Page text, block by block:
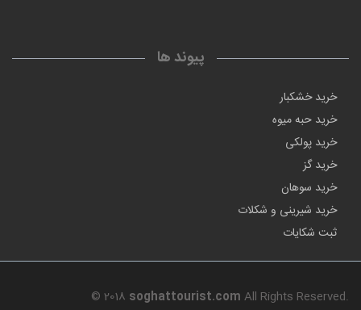
پیوند ها
خرید خشکبار
خرید حبه میوه
خرید پولکی
خرید گز
خرید سوهان
خرید شیرینی و شکلات
ثبت شکایات
© 2018 soghattourist.com All Rights Reserved.